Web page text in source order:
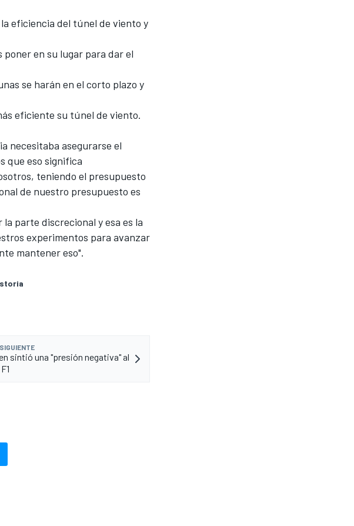
eficiencia del túnel de viento y
poner en su lugar para dar el
se harán en el corto plazo y
eficiente su túnel de viento.
necesitaba asegurarse el
que eso significa
teniendo el presupuesto
de nuestro presupuesto es
parte discrecional y esa es la
experimentos para avanzar
mantener eso".
sintió una "presión negativa" al